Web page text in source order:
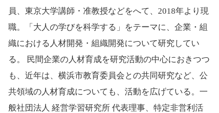
員、東京大学講師・准教授などをへて、2018年より現
職。「大人の学びを科学する」をテーマに、企業・組
織における人材開発・組織開発について研究してい
る。 民間企業の人材育成を研究活動の中心におきつつ
も、近年は、横浜市教育委員会との共同研究など、公
共領域の人材育成についても、活動を広げている。一
般社団法人 経営学習研究所 代表理事、特定非営利活